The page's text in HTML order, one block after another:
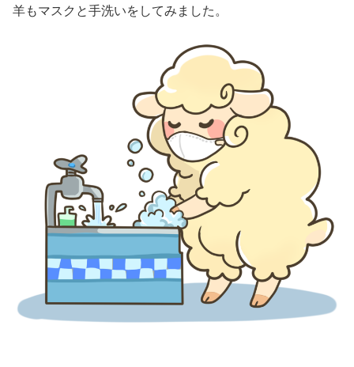
羊もマスクと手洗いをしてみました。